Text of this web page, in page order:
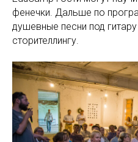
фенечки. Дальше по
душевные песни под гитару
сторителлингу.